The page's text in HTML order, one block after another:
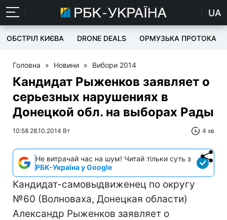
UA
ОБСТРІЛ КИЄВА DRONE DEALS ОРМУЗЬКА ПРОТОКА
Головна » Новини » Вибори 2014
Кандидат Рыженков заявляет о
серьезных нарушениях в
Донецкой обл. на выборах Рады
10:58 28.10.2014 Вт 4 хв
Не витрачай час на шум! Читай тільки суть з
РБК-Україна у Google
Кандидат-самовыдвиженец по округу
№60 (Волноваха, Донецкая области)
Александр Рыженков заявляет о